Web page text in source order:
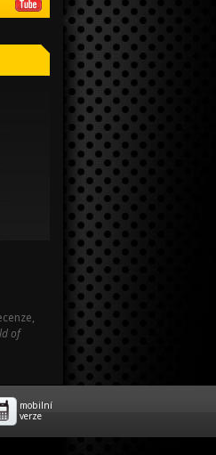
of
mobilní
verze